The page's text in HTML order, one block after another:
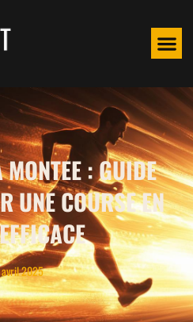
: GUIDE
UNE COURSE EN
2025